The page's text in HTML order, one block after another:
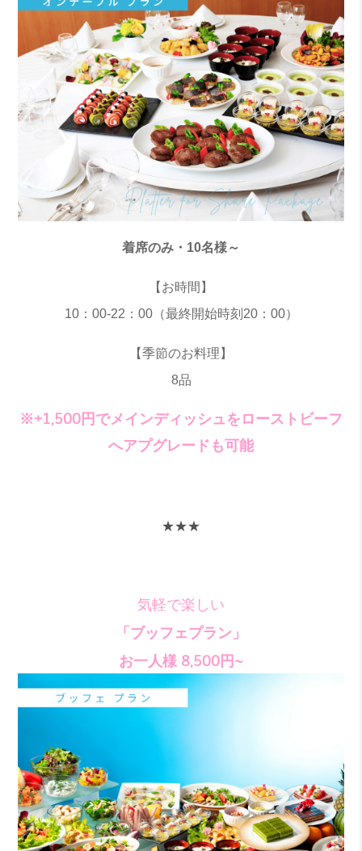
着席のみ・10名様～
【お時間】
10：00-22：00（最終開始時刻20：00）
【季節のお料理】
8品
※+1,500円でメインディッシュをローストビーフ
へアプグレードも可能
★★★
気軽で楽しい
「ブッフェプラン」
お一人様 8,500円~